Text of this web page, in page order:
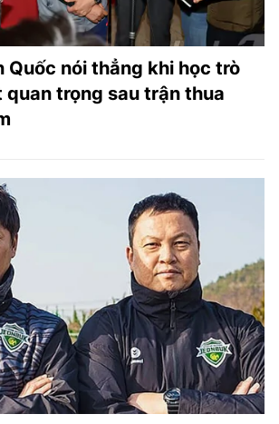
Quốc nói thẳng khi học trò
trọng sau trận thua